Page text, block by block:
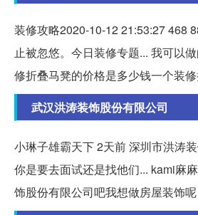
装修攻略2020-10-12 21:53:27 468
止被忽悠。今日装修专题... 我可以
修折叠马凳的价格是多少钱一个装修
武汉洪涛装饰股份有限公司
小琳子雄霸天下 2天前 深圳市洪涛
你是要去面试还是找他们... kami麻
饰股份有限公司吧我想做房屋装饰呢